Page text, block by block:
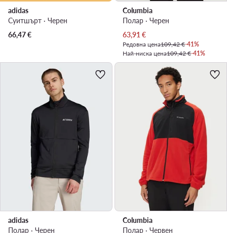
adidas
Суитшърт · Черен
66,47€
Columbia
Полар · Черен
Актуална цена
63,91 €
Редовна цена109,42 €-41%
Най-ниска цена109,42 €-41%
adidas
Полар · Черен
Columbia
Полар · Червен